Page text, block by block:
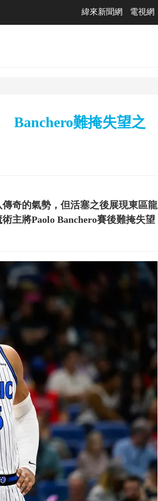
緯來新聞網 電視網
Banchero難掩失望之
奇的氣勢，但活塞之後展現東區龍
主將Paolo Banchero賽後難掩失望